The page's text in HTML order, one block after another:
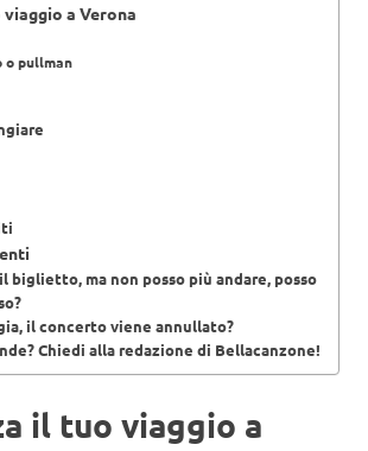
a Verona
o pullman
biglietto, ma non posso più andare, posso
il concerto viene annullato?
Chiedi alla redazione di Bellacanzone!
il tuo viaggio a